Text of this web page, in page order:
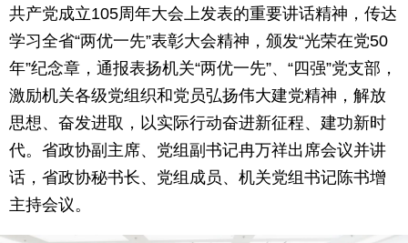
共产党成立105周年大会上发表的重要讲话精神，传达
学习全省“两优一先”表彰大会精神，颁发“光荣在党50
年”纪念章，通报表扬机关“两优一先”、“四强”党支部，
激励机关各级党组织和党员弘扬伟大建党精神，解放
思想、奋发进取，以实际行动奋进新征程、建功新时
代。省政协副主席、党组副书记冉万祥出席会议并讲
话，省政协秘书长、党组成员、机关党组书记陈书增
主持会议。